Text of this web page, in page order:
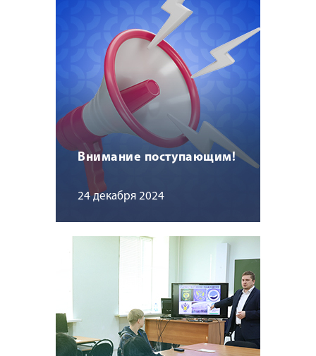
Внимание поступающим!
24 декабря 2024